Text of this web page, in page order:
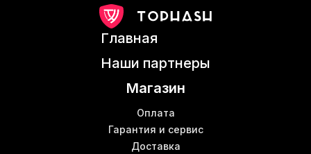
Майнинг ферма Киев купить
Асик купить новый
Майнинг оборудование
Switch коммутатор
Главная
Наши партнеры
Магазин
Оплата
Гарантия и сервис
Доставка